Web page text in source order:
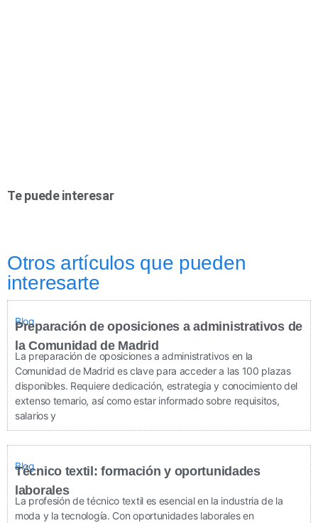
Te puede interesar
Otros artículos que pueden
interesarte
Blog
Preparación de oposiciones a administrativos de
la Comunidad de Madrid
La preparación de oposiciones a administrativos en la
Comunidad de Madrid es clave para acceder a las 100 plazas
disponibles. Requiere dedicación, estrategia y conocimiento del
extenso temario, así como estar informado sobre requisitos,
salarios y
Blog
Técnico textil: formación y oportunidades
laborales
La profesión de técnico textil es esencial en la industria de la
moda y la tecnología. Con oportunidades laborales en